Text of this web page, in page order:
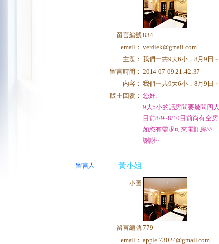
留言編號834
email： verdiek@gmail.com
主題： 我們一共9大6小，8月9日
留言時間： 2014-07-09 21:42:37
內容： 我們一共9大6小，8月9日
版主回覆： 您好:
9大6小的話房間要幾間四
目前8/9~8/10目前尚有空房
如您有需求可來電訂房^^
謝謝~
留言人 黃小姐
小圖
留言編號779
email： apple.73024@gmail.com